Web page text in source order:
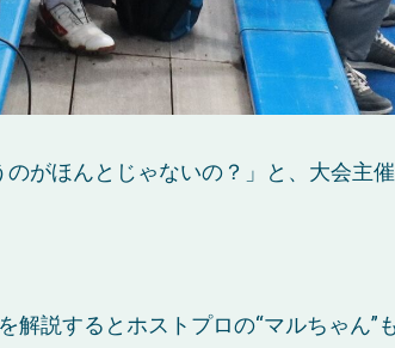
がほんとじゃないの？」と、大会主
解説するとホストプロの“マルちゃん”